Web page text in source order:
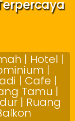
| Hotel |
|
| Cafe |
Tamu |
| Ruang